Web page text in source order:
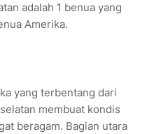
adalah 1 benua yang
Amerika.
yang terbentang dari
membuat kondis
beragam. Bagian utara